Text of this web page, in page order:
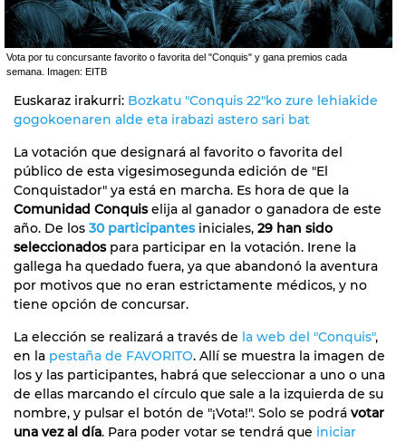
Vota por tu concursante favorito o favorita del "Conquis" y gana premios cada
semana. Imagen: EITB
Euskaraz irakurri: Bozkatu "Conquis 22"ko zure lehiakide
gogokoenaren alde eta irabazi astero sari bat
La votación que designará al favorito o favorita del
público de esta vigesimosegunda edición de "El
Conquistador" ya está en marcha. Es hora de que la
Comunidad Conquiselija al ganador o ganadora de este
año. De los 30 participantesiniciales, 29 han sido
seleccionadospara participar en la votación. Irene la
gallega ha quedado fuera, ya que abandonó la aventura
por motivos que no eran estrictamente médicos, y no
tiene opción de concursar.
La elección se realizará a través de la web del "Conquis",
en la pestaña de FAVORITO. Allí se muestra la imagen de
los y las participantes, habrá que seleccionar a uno o una
de ellas marcando el círculo que sale a la izquierda de su
nombre, y pulsar el botón de "¡Vota!". Solo se podrá votar
una vez al día. Para poder votar se tendrá que iniciar